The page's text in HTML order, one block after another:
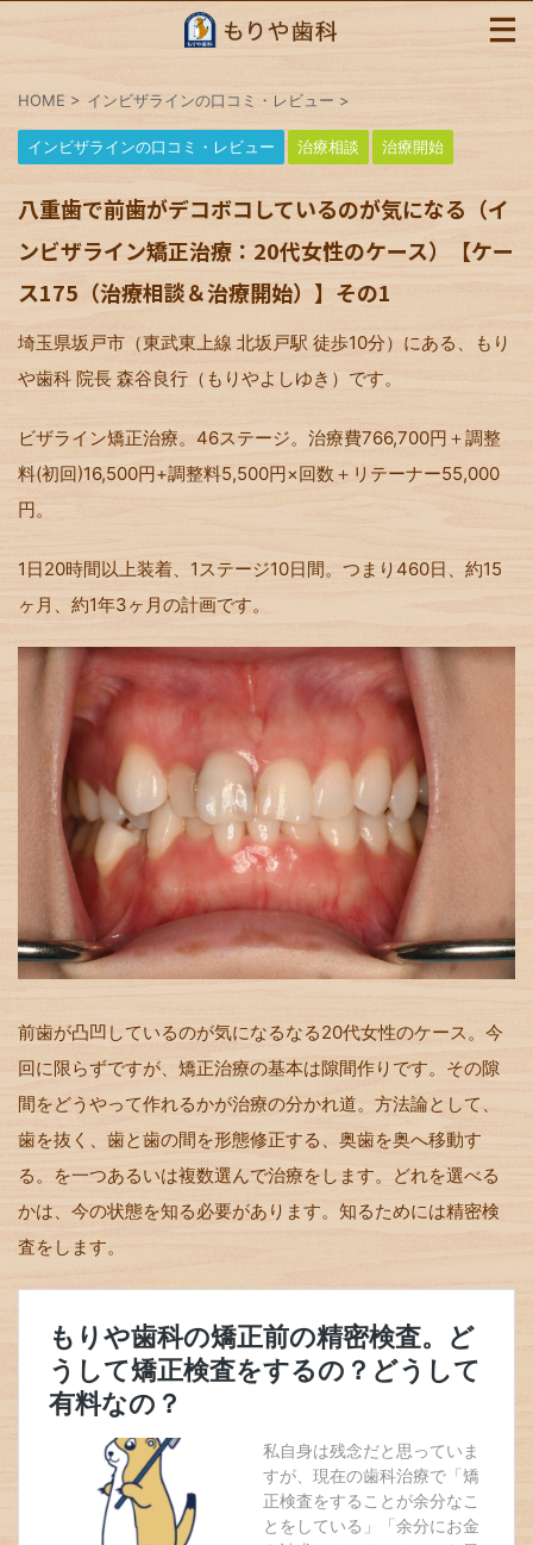
HOME > インビザラインの口コミ・レビュー >
インビザラインの口コミ・レビュー 治療相談 治療開始
八重歯で前歯がデコボコしているのが気になる（イ
ンビザライン矯正治療：20代女性のケース）【ケー
ス175（治療相談＆治療開始）】その1
埼玉県坂戸市（東武東上線 北坂戸駅 徒歩10分）にある、もり
や歯科 院長 森谷良行（もりやよしゆき）です。
ビザライン矯正治療。46ステージ。治療費766,700円＋調整
料(初回)16,500円+調整料5,500円×回数＋リテーナー55,000
円。
1日20時間以上装着、1ステージ10日間。つまり460日、約15
ヶ月、約1年3ヶ月の計画です。
前歯が凸凹しているのが気になるなる20代女性のケース。今
回に限らずですが、矯正治療の基本は隙間作りです。その隙
間をどうやって作れるかが治療の分かれ道。方法論として、
歯を抜く、歯と歯の間を形態修正する、奥歯を奥へ移動す
る。を一つあるいは複数選んで治療をします。どれを選べる
かは、今の状態を知る必要があります。知るためには精密検
査をします。